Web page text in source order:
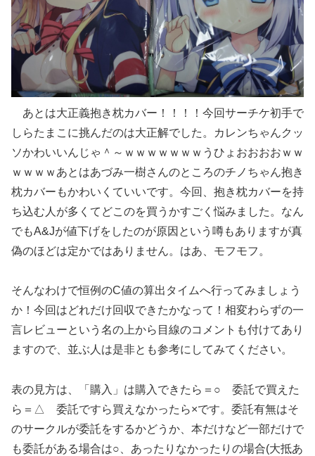
あとは大正義抱き枕カバー！！！！今回サーチケ初手で
しらたまこに挑んだのは大正解でした。カレンちゃんクッ
ソかわいいんじゃ＾～ｗｗｗｗｗｗｗうひょおおおおｗｗ
ｗｗｗｗあとはあづみ一樹さんのところのチノちゃん抱き
枕カバーもかわいくていいです。今回、抱き枕カバーを持
ち込む人が多くてどこのを買うかすごく悩みました。なん
でもA&Jが値下げをしたのが原因という噂もありますが真
偽のほどは定かではありません。はあ、モフモフ。
そんなわけで恒例のC値の算出タイムへ行ってみましょう
か！今回はどれだけ回収できたかなって！相変わらずの一
言レビューという名の上から目線のコメントも付けてあり
ますので、並ぶ人は是非とも参考にしてみてください。
表の見方は、「購入」は購入できたら＝○ 委託で買えた
ら＝△ 委託ですら買えなかったら×です。委託有無はそ
のサークルが委託をするかどうか、本だけなど一部だけで
も委託がある場合は○、あったりなかったりの場合(大抵あ